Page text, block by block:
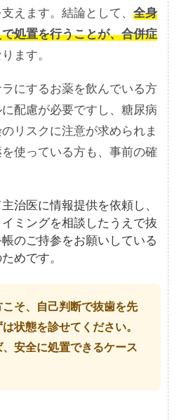
えます。結論として、全身
処置を行うことが、合併症
ます。
にするお薬を飲んでいる方
配慮が必要ですし、糖尿病
リスクに注意が求められま
使っている方も、事前の確
治医に情報提供を依頼し、
ミングを相談したうえで抜
のご持参をお願いしている
めです。
そ、自己判断で抜歯を先
状態を診せてください。
安全に処置できるケース